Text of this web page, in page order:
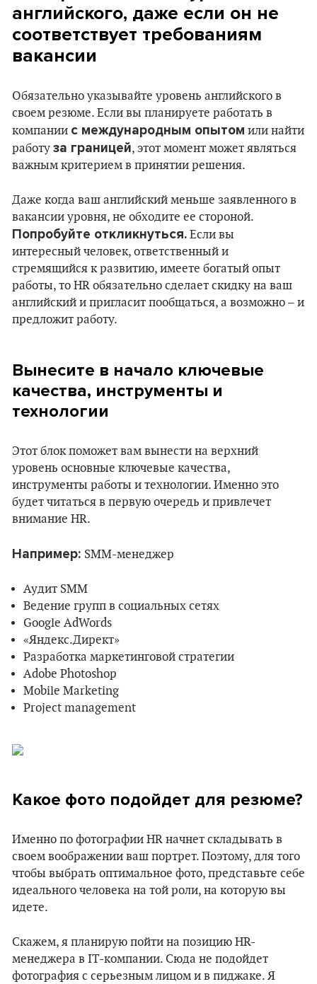
английского, даже если он не
соответствует требованиям
вакансии
Обязательно указывайте уровень английского в
своем резюме. Если вы планируете работать в
компании с международным опытом или найти
работу за границей, этот момент может являться
важным критерием в принятии решения.
Даже когда ваш английский меньше заявленного в
вакансии уровня, не обходите ее стороной.
Попробуйте откликнуться. Если вы
интересный человек, ответственный и
стремящийся к развитию, имеете богатый опыт
работы, то HR обязательно сделает скидку на ваш
английский и пригласит пообщаться, а возможно – и
предложит работу.
Вынесите в начало ключевые
качества, инструменты и
технологии
Этот блок поможет вам вынести на верхний
уровень основные ключевые качества,
инструменты работы и технологии. Именно это
будет читаться в первую очередь и привлечет
внимание HR.
Например: SMM-менеджер
Аудит SMM
Ведение групп в социальных сетях
Google AdWords
«Яндекс.Директ»
Разработка маркетинговой стратегии
Adobe Photoshop
Mobile Marketing
Project management
Какое фото подойдет для резюме?
Именно по фотографии HR начнет складывать в
своем воображении ваш портрет. Поэтому, для того
чтобы выбрать оптимальное фото, представьте себе
идеального человека на той роли, на которую вы
идете.
Скажем, я планирую пойти на позицию HR-
менеджера в IT-компании. Сюда не подойдет
фотография с серьезным лицом и в пиджаке. Я